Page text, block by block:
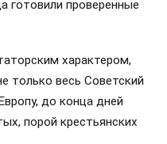
готовили проверенные
характером,
только весь Советский
до конца дней
порой крестьянских